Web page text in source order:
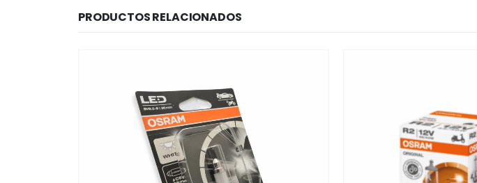
PRODUCTOS RELACIONADOS